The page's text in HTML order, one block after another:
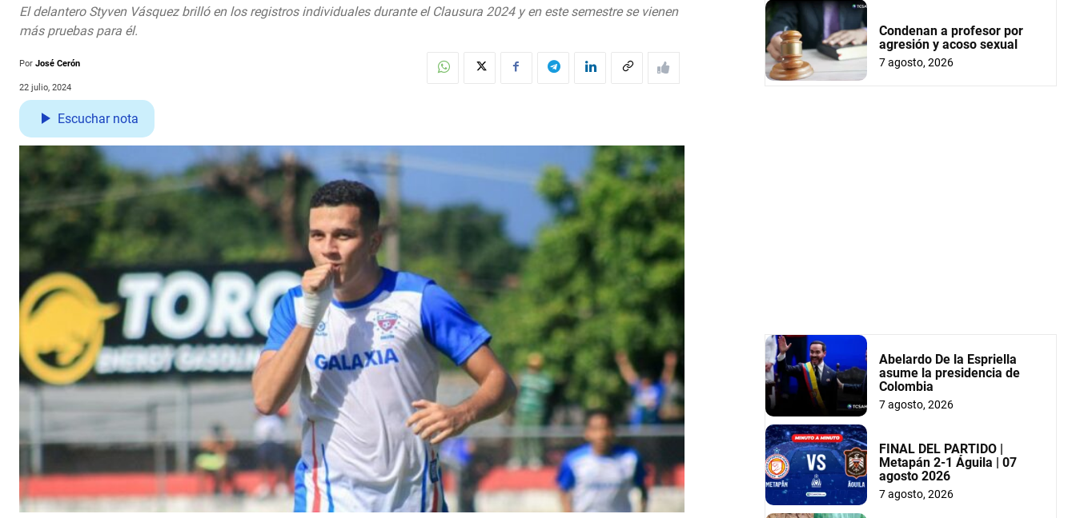
El delantero Styven Vásquez brilló en los registros individuales durante el Clausura 2024 y en este semestre se vienen
más pruebas para él.
Por José Cerón
22 julio, 2024
Escuchar nota
Condenan a profesor por
agresión y acoso sexual
7 agosto, 2026
Abelardo De la Espriella
asume la presidencia de
Colombia
7 agosto, 2026
FINAL DEL PARTIDO |
Metapán 2-1 Águila | 07
agosto 2026
7 agosto, 2026